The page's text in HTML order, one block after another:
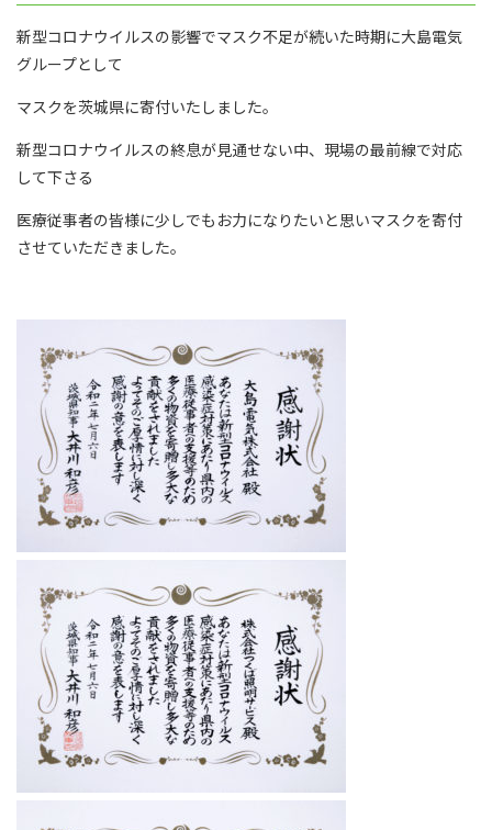
新型コロナウイルスの影響でマスク不足が続いた時期に大島電気
グループとして
マスクを茨城県に寄付いたしました。
新型コロナウイルスの終息が見通せない中、現場の最前線で対応
して下さる
医療従事者の皆様に少しでもお力になりたいと思いマスクを寄付
させていただきました。